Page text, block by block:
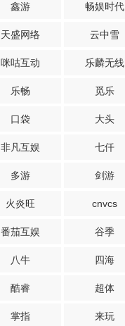
鑫游 畅娱时代
天盛网络 云中雪
咪咕互动 乐麟无线
乐畅 觅乐
口袋 大头
非凡互娱 七仟
多游 剑游
火炎旺 cnvcs
番茄互娱 谷季
八牛 四海
酷睿 超体
掌指 来玩